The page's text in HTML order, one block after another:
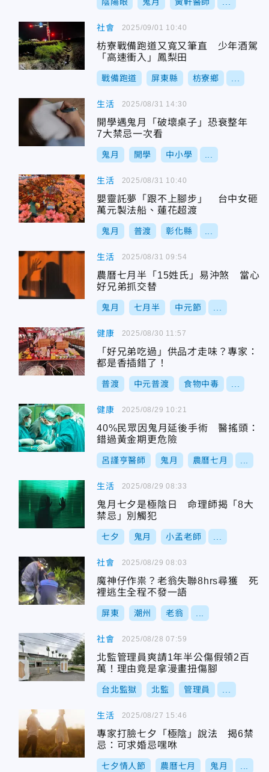
社會
枋寮戰備跑道又寬又筆直 少年酒駕
「高速衝入」鳳梨田
戰備跑道 屏東縣 枋寮鄉
2025/09/01 10:40
生活
開學遇鬼月「破壞桌子」恐衰整年
7大禁忌一次看
鬼月 開學 中小學
2025/08/31 14:30
生活
嬰靈託夢「跟不上腳步」 台中女砸
萬元製法船、蓮花超渡
鬼月 普渡 彰化縣
2025/08/31 10:40
生活
農曆七月半「15姓氏」易沖煞 當心
好兄弟抓交替
鬼月 七月半 中元節
2025/08/31 09:54
健康
「好兄弟吃過」供品才走味？專家：
都是香插錯了！
普渡 中元普渡 食物中毒
2025/08/30 11:57
健康
40%民眾因鬼月延後手術 醫搖頭：
錯過黃金期更危險
呂謹亨醫師 鬼月 農曆七月
2025/08/29 10:21
生活
鬼月七夕是極陰日 命理師揭「8大
禁忌」別觸犯
七夕 鬼月 小孟老師
2025/08/29 08:33
社會
魔神仔作祟？老翁失聯8hrs尋獲 死
裡逃生全程不發一語
屏東 潮州 老翁
2025/08/29 08:03
社會
北監管理員爽請1年半公傷假領2百
萬！理由竟是拿漫畫扭傷腳
台北監獄 北監 管理員
2025/08/28 07:59
生活
專家打臉七夕「極陰」說法 揭6禁
忌：可求婚忌嘿咻
七夕情人節 農曆七月 鬼月
2025/08/27 15:46